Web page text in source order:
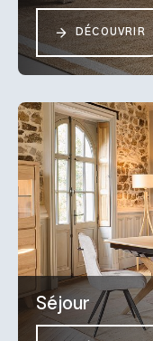
DÉCOUVRIR
Séjour